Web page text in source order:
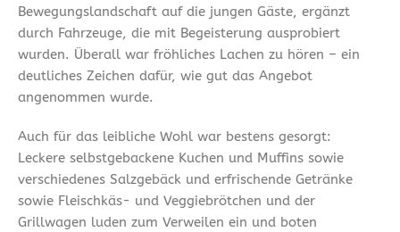
Bewegungslandschaft auf die jungen Gäste, ergänzt
durch Fahrzeuge, die mit Begeisterung ausprobiert
wurden. Überall war fröhliches Lachen zu hören – ein
deutliches Zeichen dafür, wie gut das Angebot
angenommen wurde.
Auch für das leibliche Wohl war bestens gesorgt:
Leckere selbstgebackene Kuchen und Muffins sowie
verschiedenes Salzgebäck und erfrischende Getränke
sowie Fleischkäs- und Veggiebrötchen und der
Grillwagen luden zum Verweilen ein und boten